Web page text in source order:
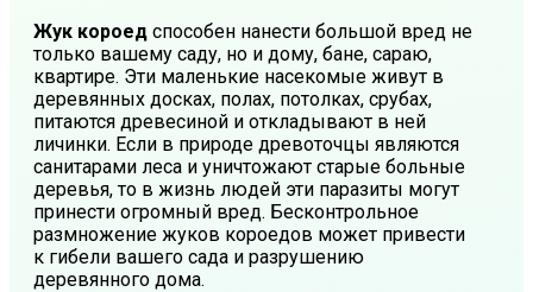
Жук короед способен нанести большой вред не
только вашему саду, но и дому, бане, сараю,
квартире. Эти маленькие насекомые живут в
деревянных досках, полах, потолках, срубах,
питаются древесиной и откладывают в ней
личинки. Если в природе древоточцы являются
санитарами леса и уничтожают старые больные
деревья, то в жизнь людей эти паразиты могут
принести огромный вред. Бесконтрольное
размножение жуков короедов может привести
к гибели вашего сада и разрушению
деревянного дома.